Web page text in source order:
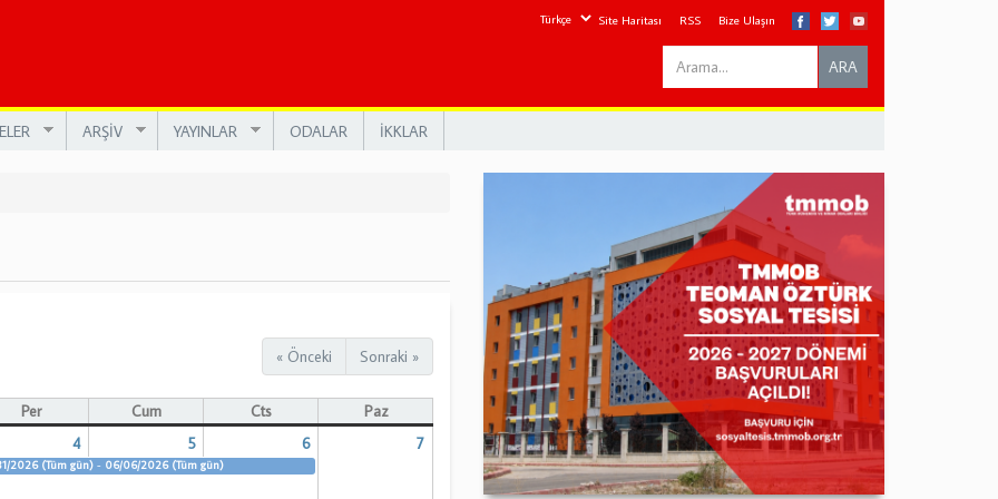
Site Haritası RSS Bize Ulaşın
Search
this
ARA
ARŞİV YAYINLAR ODALAR İKKLAR
« Önceki Sonraki »
Per Cum Cts
Paz
4 5 6 7
2026 (Tüm gün) - 06/06/2026 (Tüm gün)